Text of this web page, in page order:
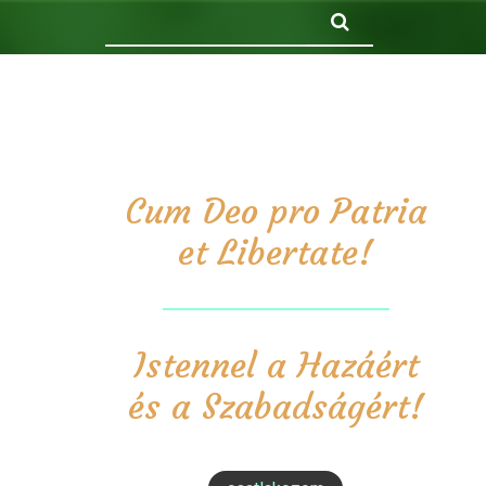
Cum Deo pro Patria
et Libertate!
Istennel a Hazáért
és a Szabadságért!